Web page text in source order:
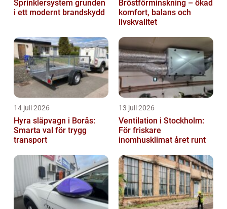
Sprinklersystem grunden
i ett modernt brandskydd
Bröstförminskning – ökad
komfort, balans och
livskvalitet
14 juli 2026
Hyra släpvagn i Borås:
Smarta val för trygg
transport
13 juli 2026
Ventilation i Stockholm:
För friskare
inomhusklimat året runt